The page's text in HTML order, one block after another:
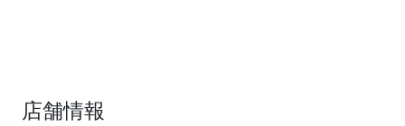
店舗情報